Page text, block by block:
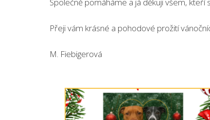
Přeji vám krásné a pohodové prožití
M. Fiebigerová